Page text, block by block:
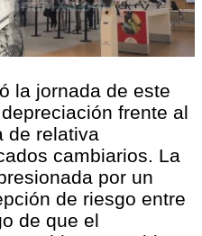
la jornada de este
frente al
de relativa
cambiarios. La
por un
de riesgo entre
de que el